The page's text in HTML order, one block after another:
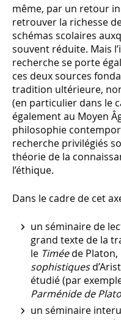
même, par un retour
retrouver la richesse
schémas scolaires
souvent réduite. Mais
recherche se porte
ces deux sources
tradition ultérieure,
(en particulier dans le
également au Moyen
philosophie
recherche privilégiés
théorie de la
l’éthique.
Dans le cadre de cet
un séminaire de
grand texte de la
le Timéede Platon,
sophistiques
étudié (par
Parménide de
un séminaire